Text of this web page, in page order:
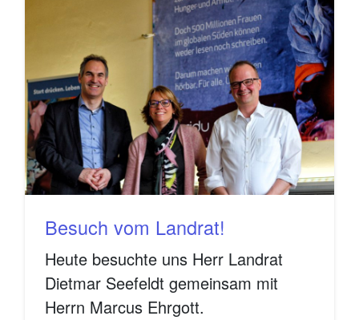
Besuch vom Landrat!
Heute besuchte uns Herr Landrat
Dietmar Seefeldt gemeinsam mit
Herrn Marcus Ehrgott.